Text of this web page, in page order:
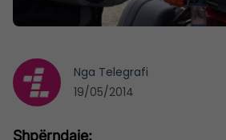
Nga Telegrafi
19/05/2014